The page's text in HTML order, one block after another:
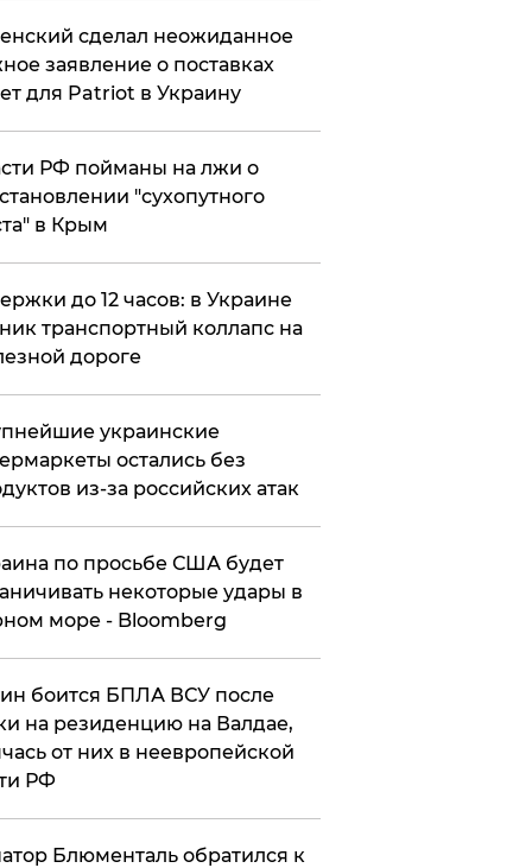
сделал неожиданное
заявление о поставках
для Patriot в Украину
РФ пойманы на лжи о
"сухопутного
в Крым
до 12 часов: в Украине
транспортный коллапс на
дороге
украинские
остались без
из-за российских атак
по просьбе США будет
некоторые удары в
море - Bloomberg
боится БПЛА ВСУ после
на резиденцию на Валдае,
от них в неевропейской
РФ
Блюменталь обратился к